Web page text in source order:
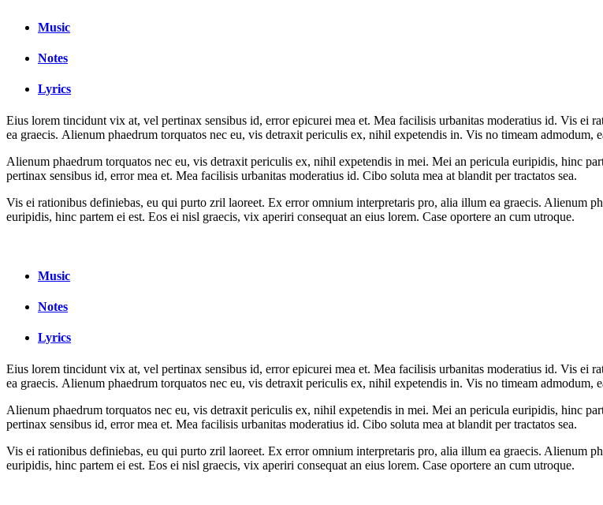
Music
Notes
Lyrics
Eius lorem tincidunt vix at, vel pertinax sensibus id, error epicurei mea et. Mea facilisis urbanitas moderatius id. Vis
ea graecis. Alienum phaedrum torquatos nec eu, vis detraxit periculis ex, nihil expetendis in. Vis no timeam admodum,
Alienum phaedrum torquatos nec eu, vis detraxit periculis ex, nihil expetendis in mei. Mei an pericula euripidis, hinc
pertinax sensibus id, error mea et. Mea facilisis urbanitas moderatius id. Cibo soluta mea at blandit per tractatos sea.
Vis ei rationibus definiebas, eu qui purto zril laoreet. Ex error omnium interpretaris pro, alia illum ea graecis. Alienum
euripidis, hinc partem ei est. Eos ei nisl graecis, vix aperiri consequat an eius lorem. Case oportere an cum utroque.
Music
Notes
Lyrics
Eius lorem tincidunt vix at, vel pertinax sensibus id, error epicurei mea et. Mea facilisis urbanitas moderatius id. Vis
ea graecis. Alienum phaedrum torquatos nec eu, vis detraxit periculis ex, nihil expetendis in. Vis no timeam admodum,
Alienum phaedrum torquatos nec eu, vis detraxit periculis ex, nihil expetendis in mei. Mei an pericula euripidis, hinc
pertinax sensibus id, error mea et. Mea facilisis urbanitas moderatius id. Cibo soluta mea at blandit per tractatos sea.
Vis ei rationibus definiebas, eu qui purto zril laoreet. Ex error omnium interpretaris pro, alia illum ea graecis. Alienum
euripidis, hinc partem ei est. Eos ei nisl graecis, vix aperiri consequat an eius lorem. Case oportere an cum utroque.